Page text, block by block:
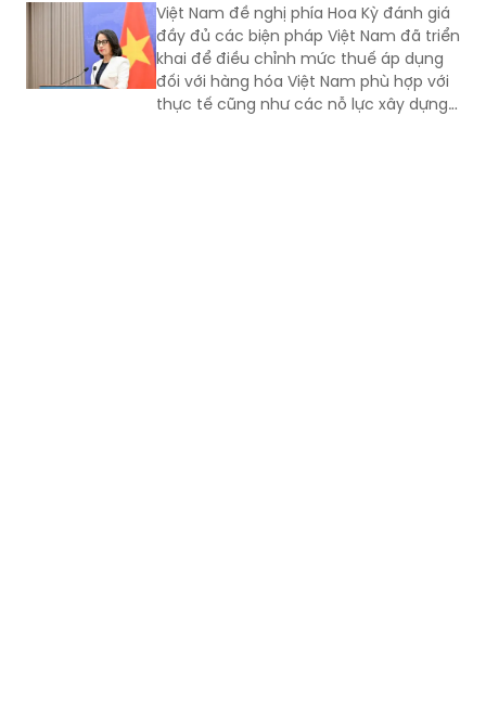
Việt Nam đề nghị phía Hoa Kỳ đánh giá
đầy đủ các biện pháp Việt Nam đã triển
khai để điều chỉnh mức thuế áp dụng
đối với hàng hóa Việt Nam phù hợp với
thực tế cũng như các nỗ lực xây dựng